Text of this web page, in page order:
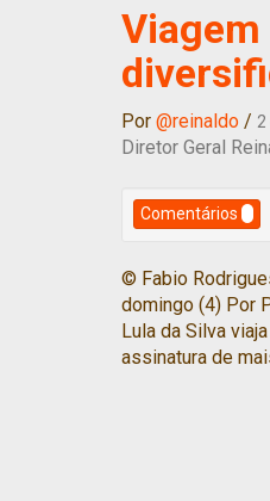
Por @reinaldo /
Diretor Geral
Comentários
© Fabio
domingo (4) Por
Lula da Silva
assinatura de